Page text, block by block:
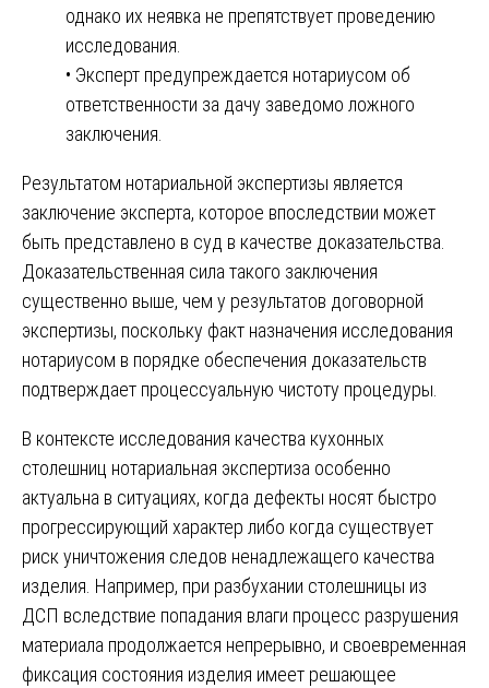
однако их неявка не препятствует проведению
исследования.
• Эксперт предупреждается нотариусом об
ответственности за дачу заведомо ложного
заключения.
Результатом нотариальной экспертизы является
заключение эксперта, которое впоследствии может
быть представлено в суд в качестве доказательства.
Доказательственная сила такого заключения
существенно выше, чем у результатов договорной
экспертизы, поскольку факт назначения исследования
нотариусом в порядке обеспечения доказательств
подтверждает процессуальную чистоту процедуры.
В контексте исследования качества кухонных
столешниц нотариальная экспертиза особенно
актуальна в ситуациях, когда дефекты носят быстро
прогрессирующий характер либо когда существует
риск уничтожения следов ненадлежащего качества
изделия. Например, при разбухании столешницы из
ДСП вследствие попадания влаги процесс разрушения
материала продолжается непрерывно, и своевременная
фиксация состояния изделия имеет решающее